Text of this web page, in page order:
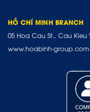
HỒ CHÍ MINH BRANCH
05 Hoa Cau St., Cau
www.hoabinh-group.com